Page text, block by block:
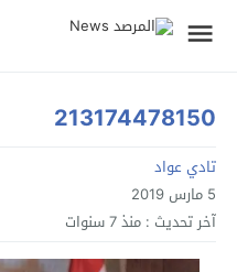
213174478150
تادي عواد
5 مارس 2019
آخر تحديث : منذ 7 سنوات